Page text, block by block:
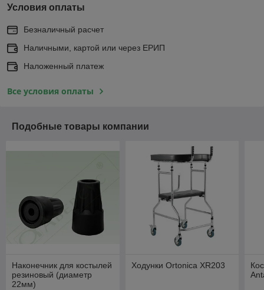
Условия оплаты
Безналичный расчет
Наличными, картой или через ЕРИП
Наложенный платеж
Все условия оплаты
Подобные товары компании
Наконечник для костылей
резиновый (диаметр
22мм)
Ходунки Ortonica XR203